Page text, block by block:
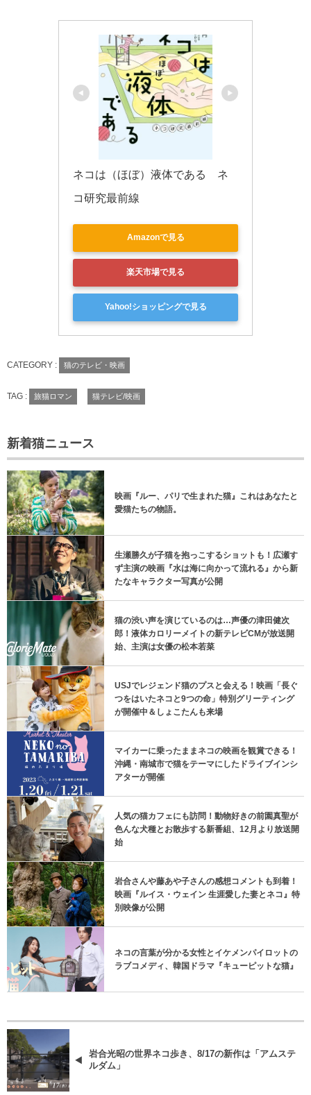
ネコは（ほぼ）液体である　ネ
コ研究最前線
Amazonで見る
楽天市場で見る
Yahoo!ショッピングで見る
CATEGORY : 猫のテレビ・映画
TAG : 旅猫ロマン 猫テレビ/映画
新着猫ニュース
映画『ルー、パリで生まれた猫』これはあなたと
愛猫たちの物語。
生瀬勝久が子猫を抱っこするショットも！広瀬す
ず主演の映画『水は海に向かって流れる』から新
たなキャラクター写真が公開
猫の渋い声を演じているのは…声優の津田健次
郎！液体カロリーメイトの新テレビCMが放送開
始、主演は女優の松本若菜
USJでレジェンド猫のプスと会える！映画「長ぐ
つをはいたネコと9つの命」特別グリーティング
が開催中＆しょこたんも来場
マイカーに乗ったままネコの映画を観賞できる！
沖縄・南城市で猫をテーマにしたドライブインシ
アターが開催
人気の猫カフェにも訪問！動物好きの前園真聖が
色んな犬種とお散歩する新番組、12月より放送開
始
岩合さんや藤あや子さんの感想コメントも到着！
映画『ルイス・ウェイン 生涯愛した妻とネコ』特
別映像が公開
ネコの言葉が分かる女性とイケメンパイロットの
ラブコメディ、韓国ドラマ『キューピットな猫』
岩合光昭の世界ネコ歩き、8/17の新作は「アムステ
ルダム」